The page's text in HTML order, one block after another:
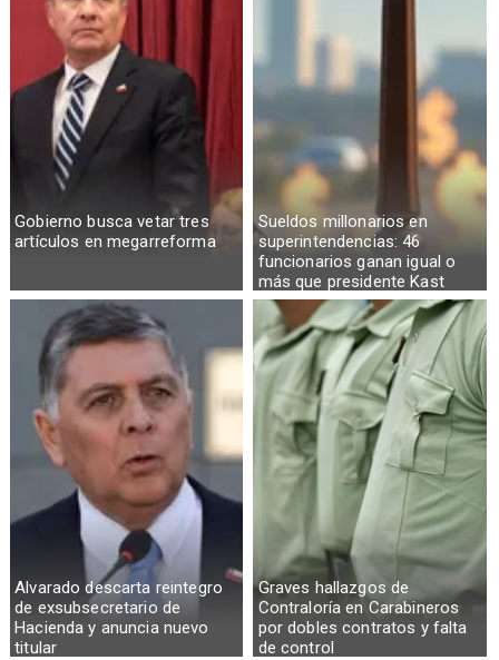
Gobierno busca vetar tres
artículos en megarreforma
Sueldos millonarios en
superintendencias: 46
funcionarios ganan igual o
más que presidente Kast
Alvarado descarta reintegro
de exsubsecretario de
Hacienda y anuncia nuevo
titular
Graves hallazgos de
Contraloría en Carabineros
por dobles contratos y falta
de control